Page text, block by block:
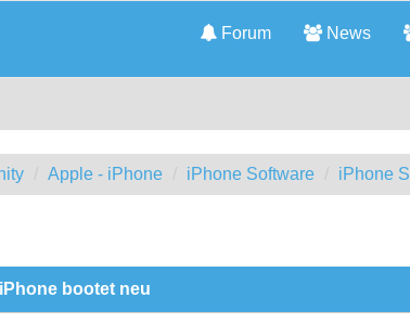
Forum News
Apple - iPhone iPhone Software iPhone
bootet neu